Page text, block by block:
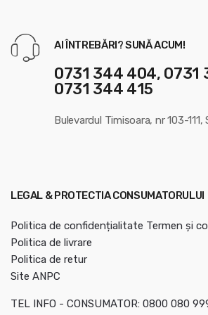
AI ÎNTREBĂRI? SUNĂ ACUM!
0731 344 404, 0731
0731 344 415
Bulevardul Timisoara, nr 103-
LEGAL & PROTECTIA CONSUMATORULUI
Politica de confidențialitate Termen și
Politica de livrare
Politica de retur
Site ANPC
TEL INFO - CONSUMATOR: 0800 080